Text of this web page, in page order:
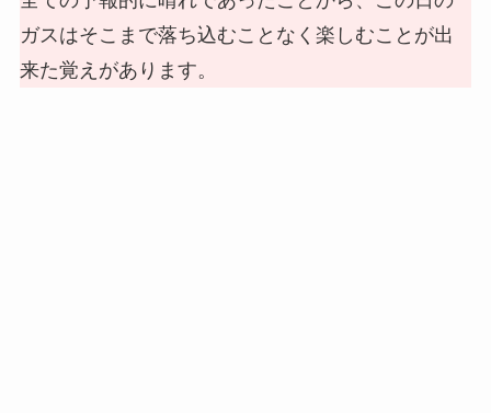
ガスはそこまで落ち込むことなく楽しむことが出
来た覚えがあります。